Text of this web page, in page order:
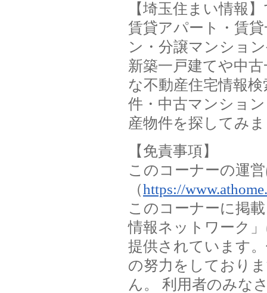
【埼玉住まい情報
賃貸アパート・賃
ン・分譲マンショ
新築一戸建てや中
な不動産住宅情報
件・中古マンショ
産物件を探してみ
【免責事項】
このコーナーの運
（https://
このコーナーに掲
情報ネットワーク
提供されています
の努力をしており
ん。 利用者のみな